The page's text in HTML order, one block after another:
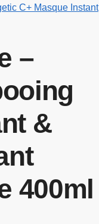
C+ Masque Instant
–
&
400ml